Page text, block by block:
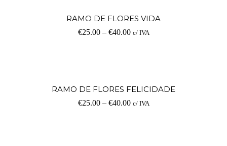
RAMO DE FLORES VIDA
€25.00– €40.00 c/ IVA
RAMO DE FLORES FELICIDADE
€25.00– €40.00 c/ IVA